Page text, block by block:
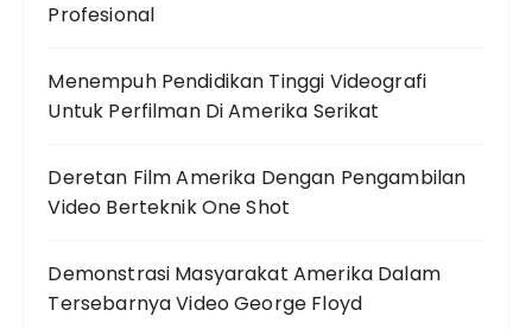
Profesional
Menempuh Pendidikan Tinggi Videografi
Untuk Perfilman Di Amerika Serikat
Deretan Film Amerika Dengan Pengambilan
Video Berteknik One Shot
Demonstrasi Masyarakat Amerika Dalam
Tersebarnya Video George Floyd